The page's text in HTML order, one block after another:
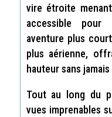
vire étroite
accessible
aventure plus
plus aérienne,
hauteur sans
Tout au long du
vues imprenables